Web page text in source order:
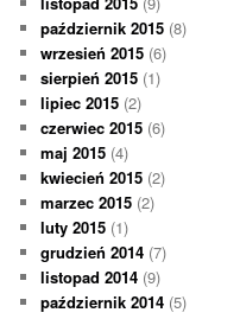
październik 2015 (8)
wrzesień 2015 (6)
sierpień 2015 (1)
lipiec 2015 (2)
czerwiec 2015 (6)
maj 2015 (4)
kwiecień 2015 (2)
marzec 2015 (2)
luty 2015 (1)
grudzień 2014 (7)
listopad 2014 (9)
październik 2014 (5)